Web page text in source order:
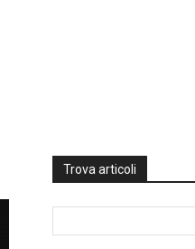
Trova articoli